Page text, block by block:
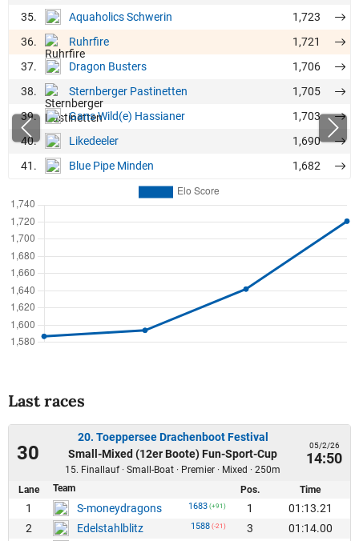
35.
Aquaholics Schwerin
1,723
36.
Ruhrfire
1,721
37.
Dragon Busters
1,706
38.
Sternberger Pastinetten
1,705
39.
Gans Wild(e) Hassianer
1,703
40.
Likedeeler
1,690
41.
Blue Pipe Minden 1,682
Last races
30
20. Toeppersee Drachenboot Festival
Small-Mixed (12er Boote) Fun-Sport-Cup
15. Finallauf · Small-Boat · Premier · Mixed · 250m
05/2/26
14:50
Lane Team Pos. Time
1 S-moneydragons 1683 (+91) 1
01:13.21
2
Edelstahlblitz 1588 (-21) 3 01:14.00